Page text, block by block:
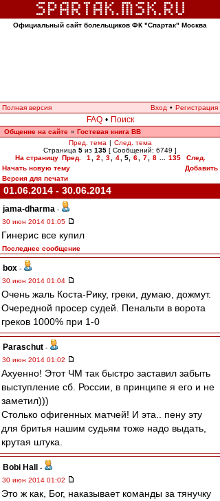
Официальный сайт болельщиков ФК "Спартак" Москва
Полная версия Вход • Регистрация
FAQ • Поиск
Общение на сайте » Гостевая книга ВВ
Пред. тема | След. тема
Страница 5 из 135 [ Сообщений: 6749 ]
На страницу Пред. 1 2 3 4 5, 6 7 8 135
След.
Начать новую тему
Добавить
Версия для печати
01.06.2014 - 30.06.2014
jama-dharma -
30 июн 2014 01:05
Гинерис все купил
Последнее сообщение
box -
30 июн 2014 01:04
Очень жаль Коста-Рику, греки, думаю, дожмут.
Очередной просер судей. Пенальти в ворота
греков 1000% при 1-0
Paraschut -
30 июн 2014 01:02
Ахуенно! Этот ЧМ так быстро заставил забыть
выступление сб. России, в принципе я его и не
заметил)))
Столько офигенных матчей! И эта.. пену эту
для бритья нашим судьям тоже надо выдать,
крутая штука.
Bobi Hall
-
30 июн 2014 01:02
Это ж как, Бог, наказывает команды за тянучку